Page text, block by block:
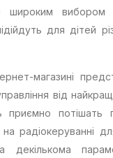
широким вибором
для дітей
магазині
від
приємно потішать
радіокеруванні
декількома